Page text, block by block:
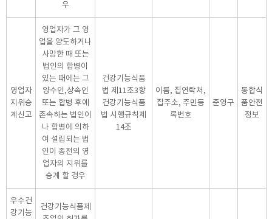
우
영업자
지위승
계신고
영업자가 그 영
업을 양도하거나
사망한 때 또는
법인의 합병이
있는 때에는 그
양수인,상속인
또는 합병 후에
존속하는 법인이
나 합병에 의하
여 설립되는 법
인이 종전의 영
업자의 지위를
승계 할 경우
건강기능식품
법 제11조3항
건강기능식품
법 시행규칙제
14조
이름, 집연락처,
집주소, 주민등
록번호
준영구
통합식
품안전
정보
우수건
강기능
건강기능식품제